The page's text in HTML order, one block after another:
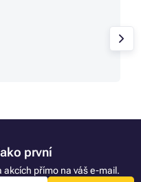
první
akcích přímo na váš e-mail.